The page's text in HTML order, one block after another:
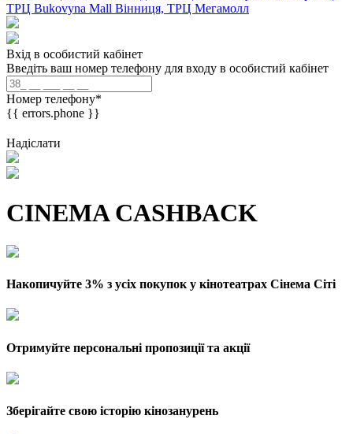
ТРЦ Bukovyna Mall Вінниця, ТРЦ Мегамолл
Вхід в особистий кабінет
Введіть ваш номер телефону для входу в особистий кабінет
Номер телефону*
{{ errors.phone }}
Надіслати
CINEMA CASHBACK
Накопичуйте 3% з усіх покупок у кінотеатрах Сінема Сіті
Отримуйте персональні пропозиції та акції
Зберігайте свою історію кінозанурень